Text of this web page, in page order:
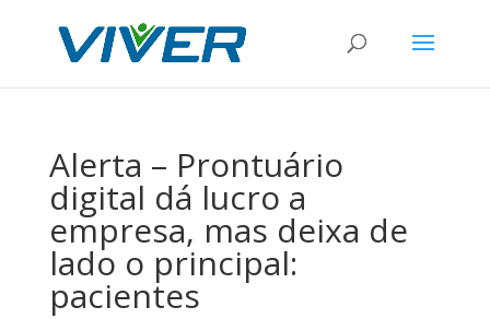
Alerta – Prontuário
digital dá lucro a
empresa, mas deixa de
lado o principal:
pacientes